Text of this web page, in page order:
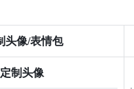
头像/表情包
定制头像